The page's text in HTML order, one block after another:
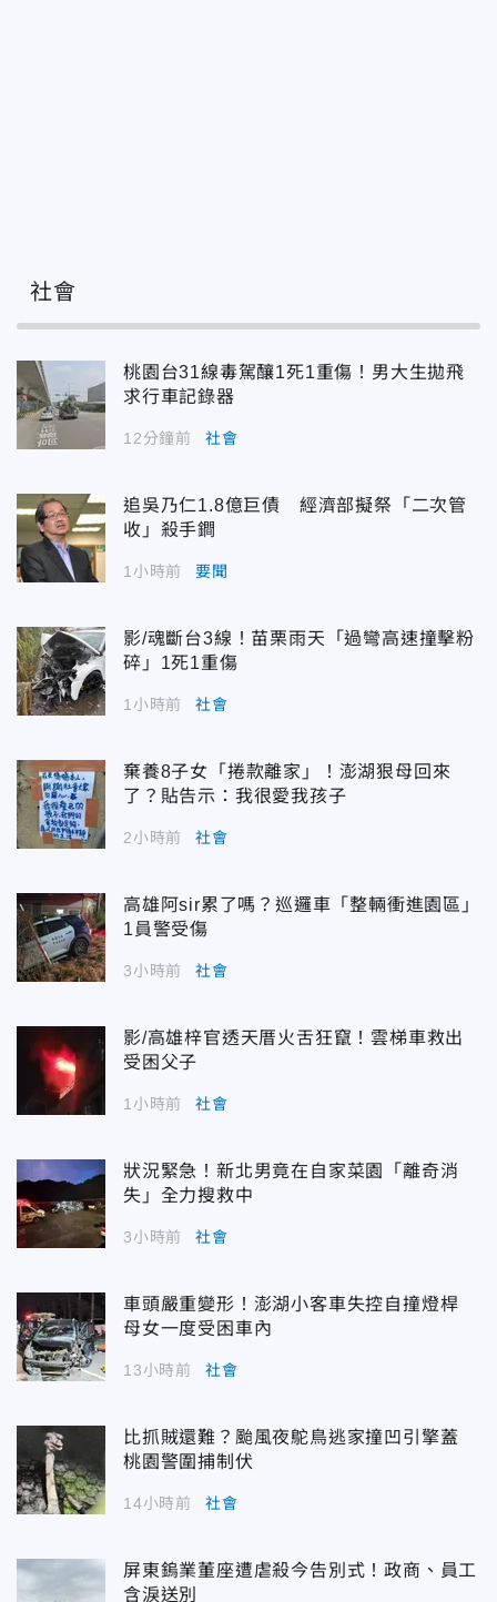
社會
桃園台31線毒駕釀1死1重傷！男大生拋飛
求行車記錄器
12分鐘前 社會
追吳乃仁1.8億巨債 經濟部擬祭「二次管
收」殺手鐧
1小時前 要聞
影/魂斷台3線！苗栗雨天「過彎高速撞擊粉
碎」1死1重傷
1小時前 社會
棄養8子女「捲款離家」！澎湖狠母回來
了？貼告示：我很愛我孩子
2小時前 社會
高雄阿sir累了嗎？巡邏車「整輛衝進園區」
1員警受傷
3小時前 社會
影/高雄梓官透天厝火舌狂竄！雲梯車救出
受困父子
1小時前 社會
狀況緊急！新北男竟在自家菜園「離奇消
失」全力搜救中
3小時前 社會
車頭嚴重變形！澎湖小客車失控自撞燈桿
母女一度受困車內
13小時前 社會
比抓賊還難？颱風夜鴕鳥逃家撞凹引擎蓋
桃園警圍捕制伏
14小時前 社會
屏東鎢業董座遭虐殺今告別式！政商、員工
含淚送別